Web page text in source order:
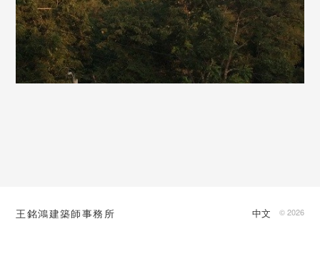
© 2026
中文
王銘鴻建築師事務所